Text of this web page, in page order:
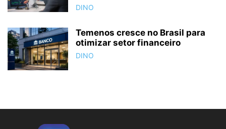
DINO
Temenos cresce no Brasil para
otimizar setor financeiro
DINO